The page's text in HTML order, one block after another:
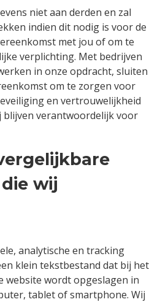
niet aan derden en zal
indien dit nodig is voor de
met jou of om te
verplichting. Met bedrijven
in onze opdracht, sluiten
om te zorgen voor
en vertrouwelijkheid
blijven verantwoordelijk voor
wij
analytische en tracking
klein tekstbestand dat bij het
website wordt opgeslagen in
tablet of smartphone. Wij